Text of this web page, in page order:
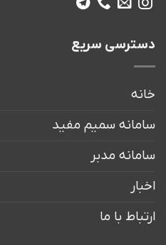
دسترسی سریع
خانه
سامانه سمیم مفید
سامانه مدبر
اخبار
ارتباط با ما